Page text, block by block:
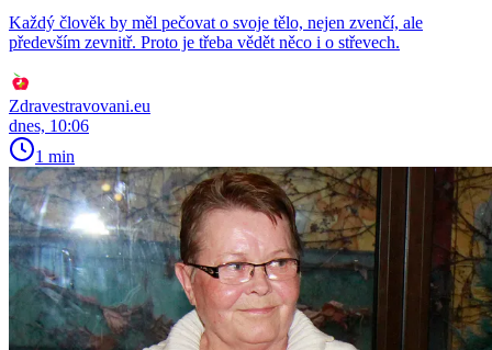
Každý člověk by měl pečovat o svoje tělo, nejen zvenčí, ale
především zevnitř. Proto je třeba vědět něco i o střevech.
Zdravestravovani.eu
dnes, 10:06
1 min